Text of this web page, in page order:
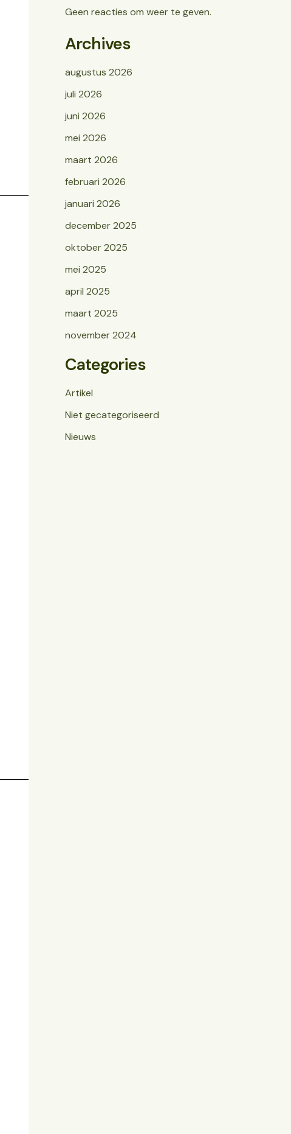
Geen reacties om weer te geven.
Archives
augustus 2026
juli 2026
juni 2026
mei 2026
maart 2026
februari 2026
januari 2026
december 2025
oktober 2025
mei 2025
april 2025
maart 2025
november 2024
Categories
Artikel
Niet gecategoriseerd
Nieuws